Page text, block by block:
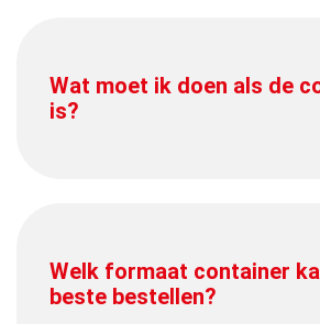
Wat moet ik doen als de
is?
Welk formaat container
beste bestellen?